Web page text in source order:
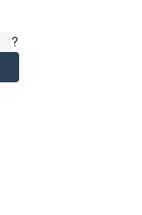
?